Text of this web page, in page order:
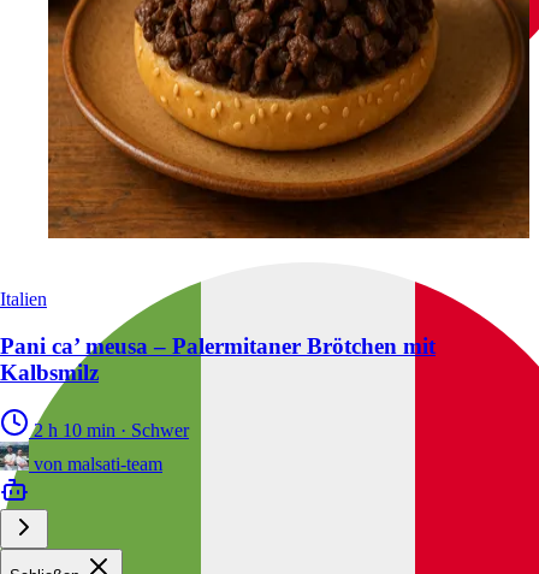
Italien
Pani ca’ meusa – Palermitaner Brötchen mit
Kalbsmilz
2 h 10 min · Schwer
von malsati-team